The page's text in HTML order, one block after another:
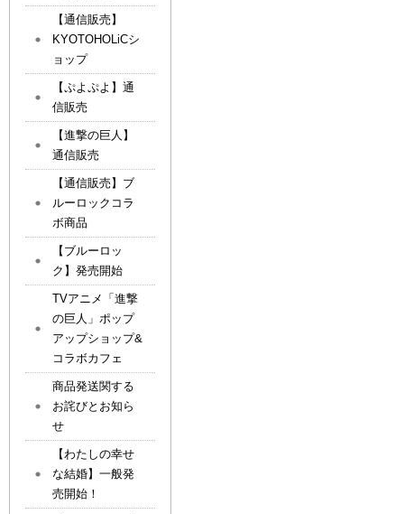
【通信販売】
KYOTOHOLiCシ
ョップ
【ぷよぷよ】通
信販売
【進撃の巨人】
通信販売
【通信販売】ブ
ルーロックコラ
ボ商品
【ブルーロッ
ク】発売開始
TVアニメ「進撃
の巨人」ポップ
アップショップ&
コラボカフェ
商品発送関する
お詫びとお知ら
せ
【わたしの幸せ
な結婚】一般発
売開始！